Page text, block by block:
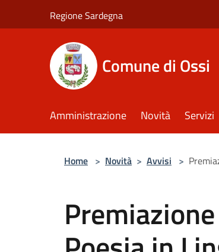
Regione Sardegna
Comune di Ossi
Amministrazione Novità Servizi
Home > Novità > Avvisi >